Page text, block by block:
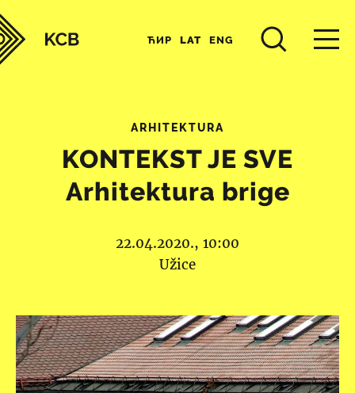
ЋИР LAT ENG
ARHITEKTURA
KONTEKST JE SVE
Arhitektura brige
22.04.2020., 10:00
Užice